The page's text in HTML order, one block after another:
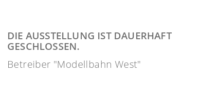
DIE AUSSTELLUNG IST DAUERHAFT
GESCHLOSSEN.
Betreiber "Modellbahn West"